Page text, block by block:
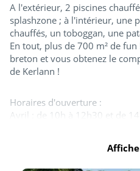
A l'extérieur, 2 piscines
splashzone ; à l'intérieur, une
chauffés, un toboggan, une
En tout, plus de 700 m² de
breton et vous obtenez le
de Kerlann !
Horaires d'ouverture :
Avril : de 10h à 12h30 et de
Octobre : de 10h à 12h30 et